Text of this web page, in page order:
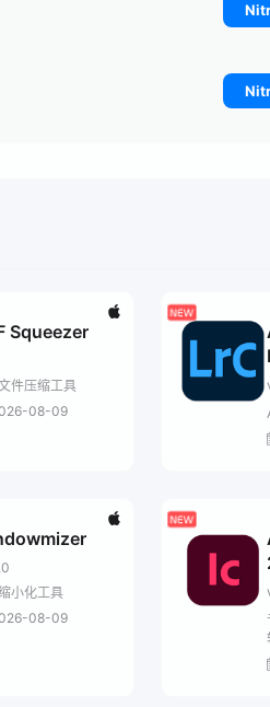
Squeezer
件压缩工具
08-09
小化工具
08-09